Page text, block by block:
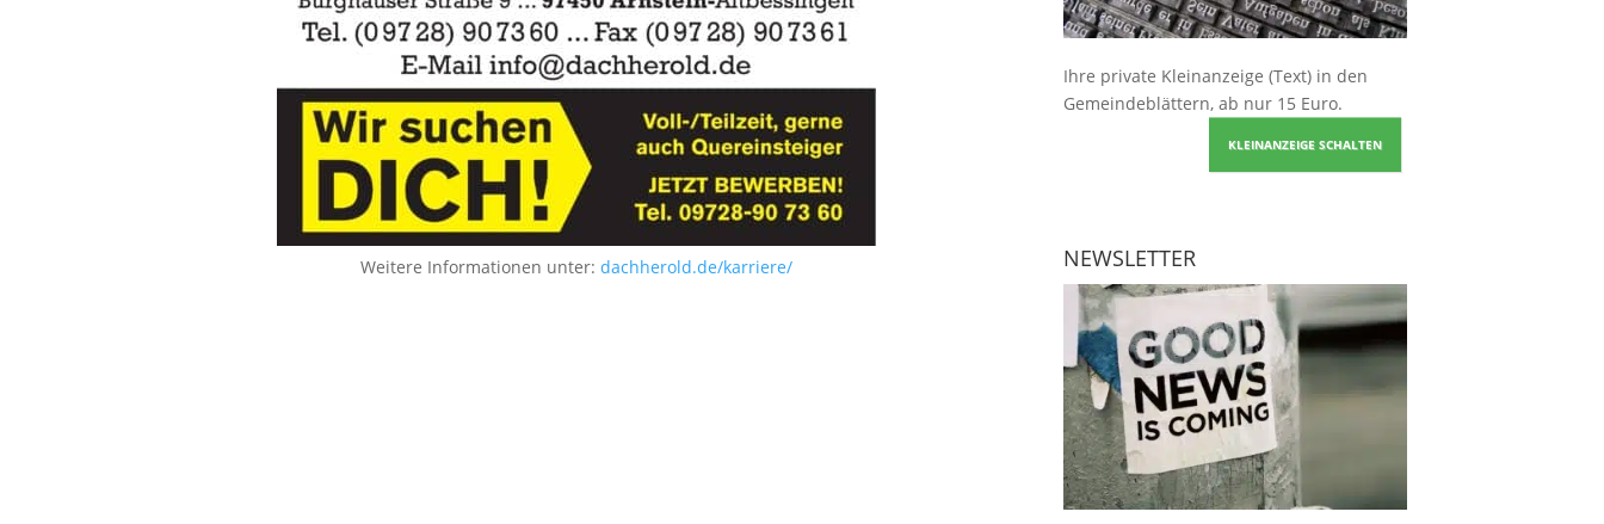
Weitere Informationen unter: dachherold.de/karriere/
Ihre private Kleinanzeige (Text) in den
Gemeindeblättern, ab nur 15 Euro.
KLEINANZEIGE SCHALTEN
NEWSLETTER